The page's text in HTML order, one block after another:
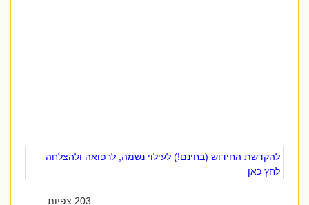
להקדשת החידוש (בחינם!) לעילוי נשמה, לרפואה ולהצלחה
לחץ כאן
203 צפיות